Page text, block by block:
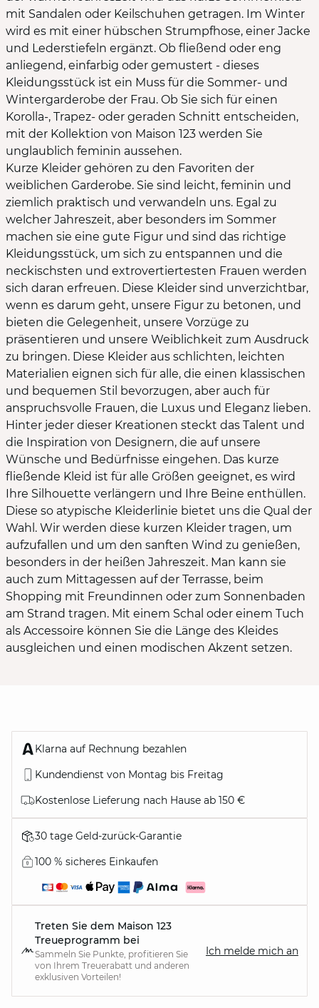
mit Sandalen oder Keilschuhen getragen. Im Winter
wird es mit einer hübschen Strumpfhose, einer Jacke
und Lederstiefeln ergänzt. Ob fließend oder eng
anliegend, einfarbig oder gemustert - dieses
Kleidungsstück ist ein Muss für die Sommer- und
Wintergarderobe der Frau. Ob Sie sich für einen
Korolla-, Trapez- oder geraden Schnitt entscheiden,
mit der Kollektion von Maison 123 werden Sie
unglaublich feminin aussehen.
Kurze Kleider gehören zu den Favoriten der
weiblichen Garderobe. Sie sind leicht, feminin und
ziemlich praktisch und verwandeln uns. Egal zu
welcher Jahreszeit, aber besonders im Sommer
machen sie eine gute Figur und sind das richtige
Kleidungsstück, um sich zu entspannen und die
neckischsten und extrovertiertesten Frauen werden
sich daran erfreuen. Diese Kleider sind unverzichtbar,
wenn es darum geht, unsere Figur zu betonen, und
bieten die Gelegenheit, unsere Vorzüge zu
präsentieren und unsere Weiblichkeit zum Ausdruck
zu bringen. Diese Kleider aus schlichten, leichten
Materialien eignen sich für alle, die einen klassischen
und bequemen Stil bevorzugen, aber auch für
anspruchsvolle Frauen, die Luxus und Eleganz lieben.
Hinter jeder dieser Kreationen steckt das Talent und
die Inspiration von Designern, die auf unsere
Wünsche und Bedürfnisse eingehen. Das kurze
fließende Kleid ist für alle Größen geeignet, es wird
Ihre Silhouette verlängern und Ihre Beine enthüllen.
Diese so atypische Kleiderlinie bietet uns die Qual der
Wahl. Wir werden diese kurzen Kleider tragen, um
aufzufallen und um den sanften Wind zu genießen,
besonders in der heißen Jahreszeit. Man kann sie
auch zum Mittagessen auf der Terrasse, beim
Shopping mit Freundinnen oder zum Sonnenbaden
am Strand tragen. Mit einem Schal oder einem Tuch
als Accessoire können Sie die Länge des Kleides
ausgleichen und einen modischen Akzent setzen.
Klarna auf Rechnung bezahlen
Kundendienst von Montag bis Freitag
Kostenlose Lieferung nach Hause ab 150 €
30 tage Geld-zurück-Garantie
100 % sicheres Einkaufen
Treten Sie dem Maison 123
Treueprogramm bei
Sammeln Sie Punkte, profitieren Sie
von Ihrem Treuerabatt und anderen
exklusiven Vorteilen!
Ich melde mich an